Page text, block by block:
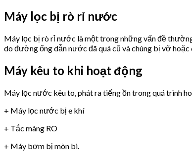
Máy lọc bị rò rỉ nước
Máy lọc bị rò rỉ nước là một trong những vấn đề
do đường ống dẫn nước đã quá cũ và chúng bị vỡ
Máy kêu to khi hoạt động
Máy lọc nước kêu to, phát ra tiếng ồn trong quá trình
+ Máy lọc nước bị e khí
+ Tắc màng RO
+ Máy bơm bị mòn bi.